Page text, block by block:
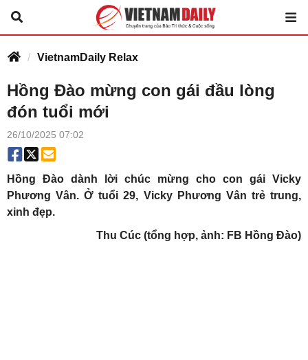
VietnamDaily Relax
Hồng Đào mừng con gái đầu lòng
đón tuổi mới
26/10/2025 07:02
Hồng Đào dành lời chúc mừng cho con gái Vicky
Phương Vân. Ở tuổi 29, Vicky Phương Vân trẻ trung,
xinh đẹp.
Thu Cúc (tổng hợp, ảnh: FB Hồng Đào)